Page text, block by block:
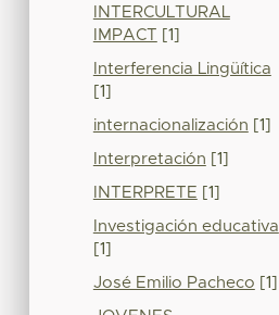
INTERCULTURAL
IMPACT [1]
Interferencia Lingüítica
[1]
internacionalización [1]
Interpretación [1]
INTERPRETE [1]
Investigación educativa
[1]
José Emilio Pacheco [1]